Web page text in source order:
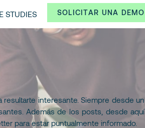
SOLICITAR UNA DEMO
STUDIES
interesante. Siempre desde un
Además de los posts, desde aquí
para estar puntualmente informado.